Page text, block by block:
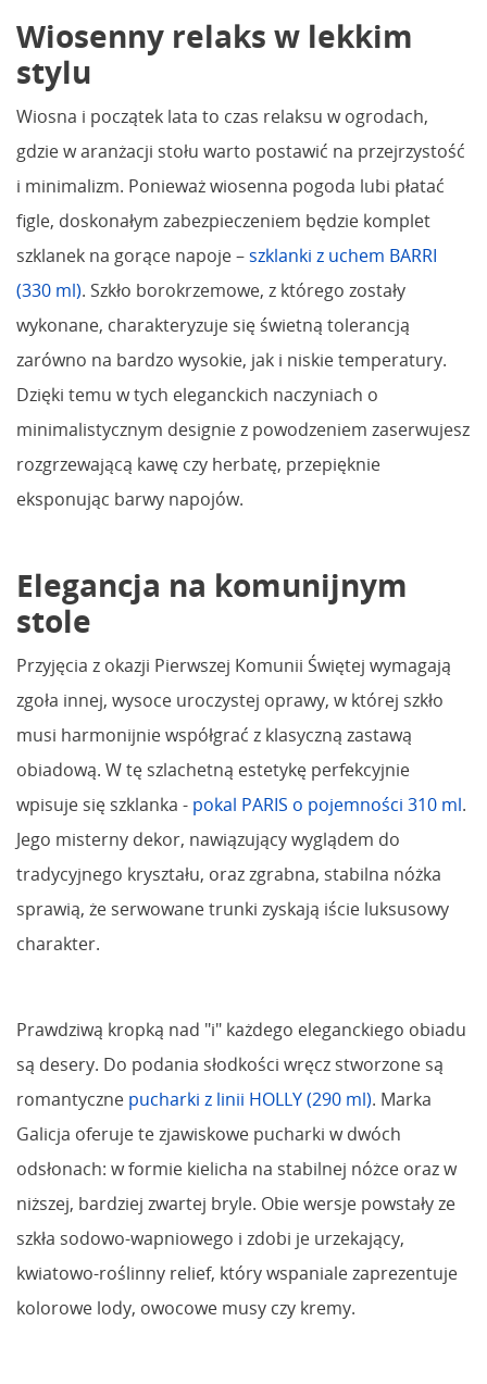
Wiosenny relaks w lekkim
stylu
Wiosna i początek lata to czas relaksu w ogrodach,
gdzie w aranżacji stołu warto postawić na przejrzystość
i minimalizm. Ponieważ wiosenna pogoda lubi płatać
figle, doskonałym zabezpieczeniem będzie komplet
szklanek na gorące napoje –szklanki z uchem BARRI
(330 ml). Szkło borokrzemowe, z którego zostały
wykonane, charakteryzuje się świetną tolerancją
zarówno na bardzo wysokie, jak i niskie temperatury.
Dzięki temu w tych eleganckich naczyniach o
minimalistycznym designie z powodzeniem zaserwujesz
rozgrzewającą kawę czy herbatę, przepięknie
eksponując barwy napojów.
Elegancja na komunijnym
stole
Przyjęcia z okazji Pierwszej Komunii Świętej wymagają
zgoła innej, wysoce uroczystej oprawy, w której szkło
musi harmonijnie współgrać z klasyczną zastawą
obiadową. W tę szlachetną estetykę perfekcyjnie
wpisuje się szklanka - pokal PARIS o pojemności 310 ml.
Jego misterny dekor, nawiązujący wyglądem do
tradycyjnego kryształu, oraz zgrabna, stabilna nóżka
sprawią, że serwowane trunki zyskają iście luksusowy
charakter.
Prawdziwą kropką nad "i" każdego eleganckiego obiadu
są desery. Do podania słodkości wręcz stworzone są
romantyczne pucharki z linii HOLLY (290 ml). Marka
Galicja oferuje te zjawiskowe pucharki w dwóch
odsłonach: w formie kielicha na stabilnej nóżce oraz w
niższej, bardziej zwartej bryle. Obie wersje powstały ze
szkła sodowo-wapniowego i zdobi je urzekający,
kwiatowo-roślinny relief, który wspaniale zaprezentuje
kolorowe lody, owocowe musy czy kremy.